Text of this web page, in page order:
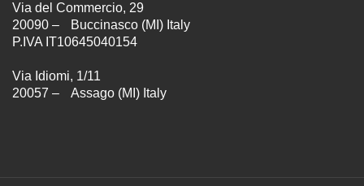
Via del Commercio, 29
20090 – Buccinasco (MI) Italy
P.IVA IT10645040154
Via Idiomi, 1/11
20057 – Assago (MI) Italy